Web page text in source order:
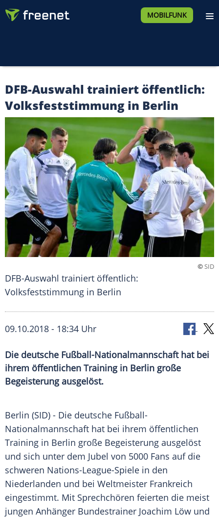
MOBILFUNK
DFB-Auswahl trainiert öffentlich:
Volksfeststimmung in Berlin
©SID
DFB-Auswahl trainiert öffentlich:
Volksfeststimmung in Berlin
09.10.2018 - 18:34 Uhr
Die deutsche Fußball-Nationalmannschaft hat bei
ihrem öffentlichen Training in Berlin große
Begeisterung ausgelöst.
Berlin (SID) - Die deutsche Fußball-
Nationalmannschaft hat bei ihrem öffentlichen
Training in Berlin große Begeisterung ausgelöst
und sich unter dem Jubel von 5000 Fans auf die
schweren Nations-League-Spiele in den
Niederlanden und bei Weltmeister Frankreich
eingestimmt. Mit Sprechchören feierten die meist
jungen Anhänger Bundestrainer Joachim Löw und